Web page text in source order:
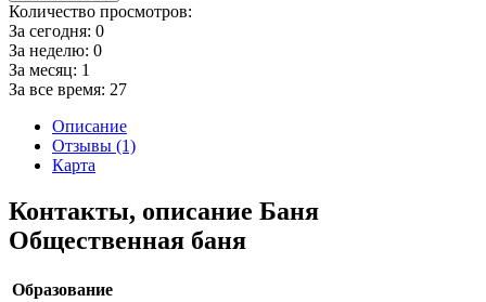
Количество просмотров:
За сегодня: 0
За неделю: 0
За месяц: 1
За все время: 27
Описание
Отзывы (1)
Карта
Контакты, описание Баня
Общественная баня
Образование